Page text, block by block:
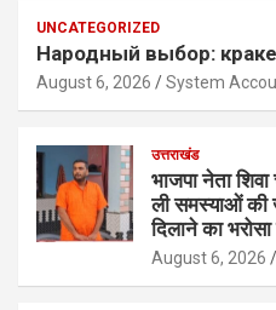
UNCATEGORIZED
Народный выбор:
August 6, 2026 System
उत्तराखंड
भाजपा नेता
ली समस्याओं की
दिलाने का भरोसा
August 6, 2026